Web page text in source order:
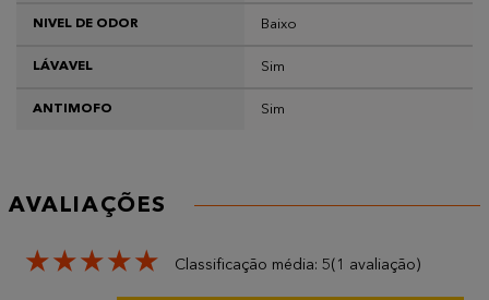
NIVEL DE ODOR Baixo
LÁVAVEL Sim
ANTIMOFO Sim
AVALIAÇÕES
★★★★★ Classificação média: 5(1 avaliação)